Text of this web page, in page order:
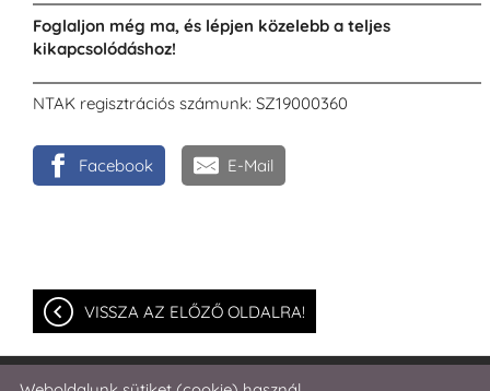
Foglaljon még ma, és lépjen közelebb a teljes
kikapcsolódáshoz!
NTAK regisztrációs számunk: SZ19000360
Facebook E-Mail
VISSZA AZ ELŐZŐ OLDALRA!